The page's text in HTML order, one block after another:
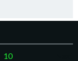
Page
10